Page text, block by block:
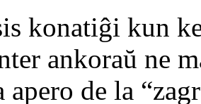
konatiĝi kun
ankoraŭ ne
apero de la